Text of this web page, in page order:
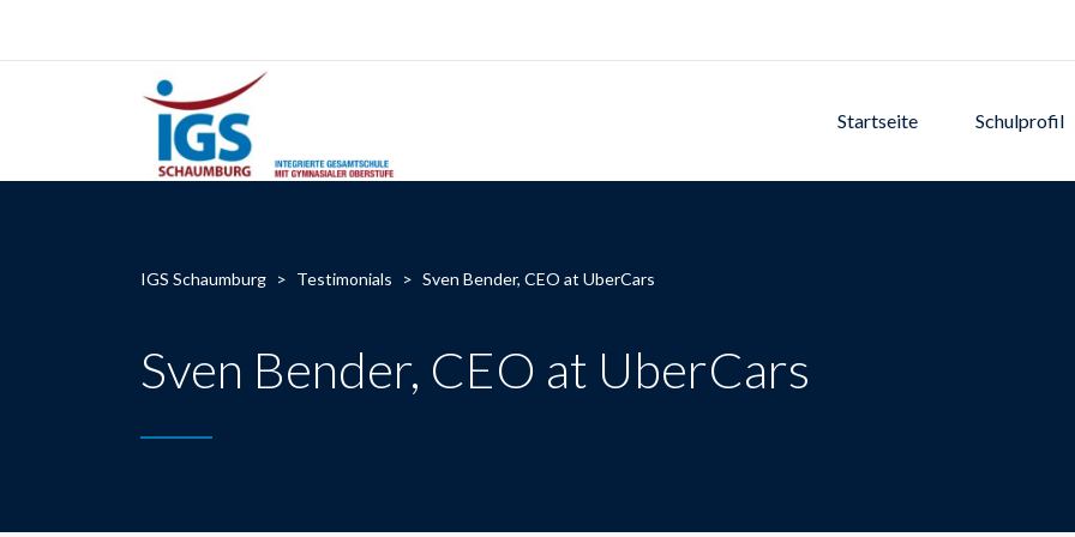
Startseite Schulprofil
IGS Schaumburg > Testimonials > Sven Bender, CEO at UberCars
Sven Bender, CEO at UberCars